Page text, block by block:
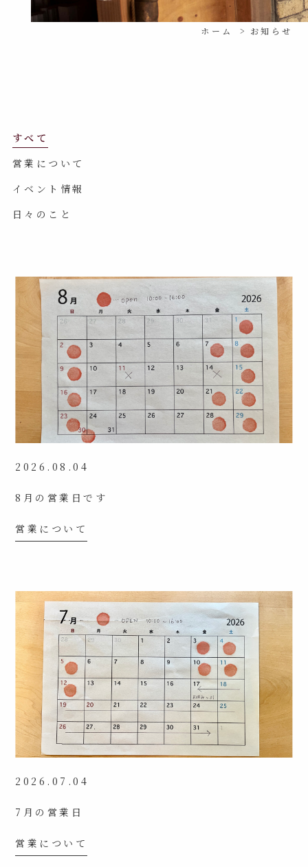
ホーム お知らせ
すべて
営業について
イベント情報
日々のこと
2026.08.04
8月の営業日です
営業について
2026.07.04
7月の営業日
営業について